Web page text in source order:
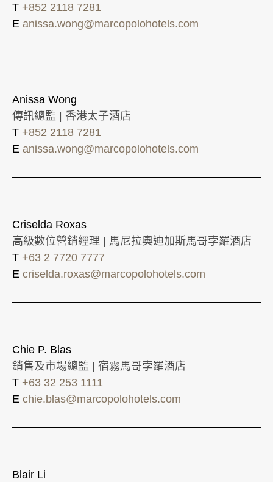
T +852 2118 7281
E anissa.wong@marcopolohotels.com
Anissa Wong
傳訊總監 | 香港太子酒店
T +852 2118 7281
E anissa.wong@marcopolohotels.com
Criselda Roxas
高級數位營銷經理 | 馬尼拉奧迪加斯馬哥孛羅酒店
T +63 2 7720 7777
E criselda.roxas@marcopolohotels.com
Chie P. Blas
銷售及市場總監 | 宿霧馬哥孛羅酒店
T +63 32 253 1111
E chie.blas@marcopolohotels.com
Blair Li